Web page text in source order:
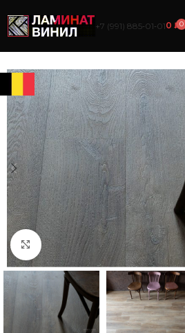
+7 (991) 885‑01‑010₽0
Нажмите, чтобы увеличить